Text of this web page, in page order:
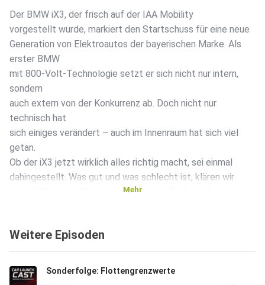
Der BMW iX3, der frisch auf der IAA Mobility
vorgestellt wurde, markiert den Startschuss für eine neue
Generation von Elektroautos der bayerischen Marke. Als
erster BMW
mit 800-Volt-Technologie setzt er sich nicht nur intern,
sondern
auch extern von der Konkurrenz ab. Doch nicht nur
technisch hat
sich einiges verändert – auch im Innenraum hat sich viel
getan.
Ob der iX3 jetzt wirklich alles richtig macht, sei einmal
dahingestellt. Was gut und was schlecht ist, klären wir
jedenfalls in der allerersten Folge von Car Launch
Mehr
Weitere Episoden
Sonderfolge: Flottengrenzwerte